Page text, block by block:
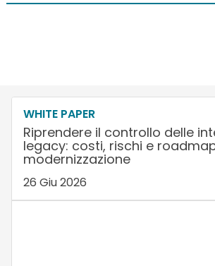
WHITE PAPER
Riprendere il controllo delle
legacy: costi, rischi e
modernizzazione
26 Giu 2026